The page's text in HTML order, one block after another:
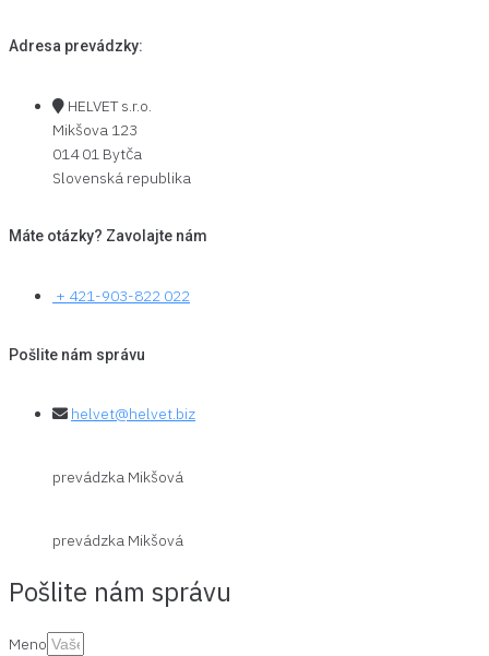
Adresa prevádzky:
HELVET s.r.o.
Mikšova 123
014 01 Bytča
Slovenská republika
Máte otázky? Zavolajte nám
+ 421-903-822 022
Pošlite nám správu
helvet@helvet.biz
prevádzka Mikšová
prevádzka Mikšová
Pošlite nám správu
Meno